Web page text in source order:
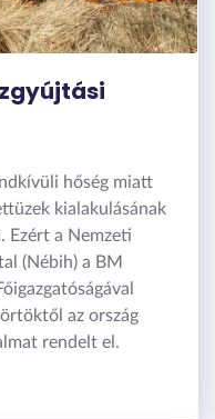
hőség miatt
kialakulásának
Ezért a Nemzeti
(Nébih) a BM
az ország
rendelt el.